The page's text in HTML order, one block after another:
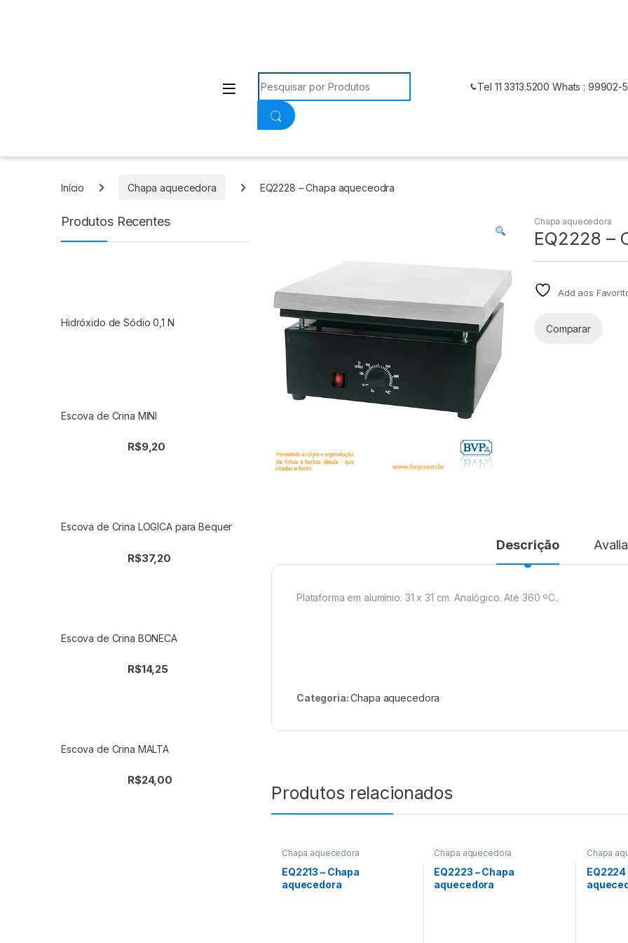
Procurar:
Tel 11 3313.5200 Whats : 99902-
Início Chapa aquecedora EQ2228 – Chapa aqueceodra
Chapa aquecedora
EQ2228 –
Add aos
Comparar
Descrição
Plataforma em alumínio. 31 x 31 cm. Analógico. Até 360 ºC..
Categoria:Chapa aquecedora
Produtos relacionados
Chapa aquecedora
EQ2213 – Chapa
aquecedora
Chapa aquecedora
EQ2223 – Chapa
aquecedora
Chapa
EQ2224
Produtos Recentes
Hidróxido de Sódio 0,1 N
Escova de Crina MINI
R$9,20
Escova de Crina LOGICA para Bequer
R$37,20
Escova de Crina BONECA
R$14,25
Escova de Crina MALTA
R$24,00